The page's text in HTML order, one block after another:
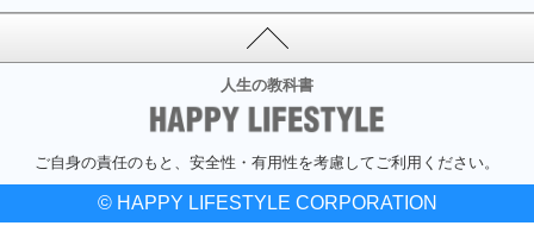
人生の教科書
ご自身の責任のもと、安全性・有用性を考慮してご利用ください。
© HAPPY LIFESTYLE CORPORATION